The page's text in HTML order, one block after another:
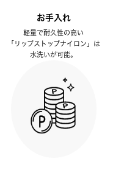
お手入れ
軽量で耐久性の高い
「リップストップナイロン」は
水洗いが可能。